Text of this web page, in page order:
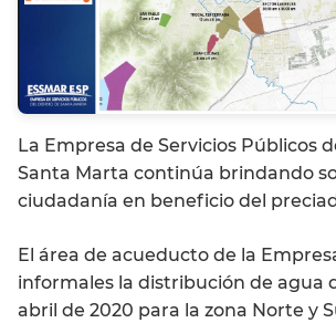
La Empresa de Servicios Públicos
Santa Marta continúa brindando
ciudadanía en beneficio del
El área de acueducto de la
informales la distribución de agua
abril de 2020 para la zona Norte y